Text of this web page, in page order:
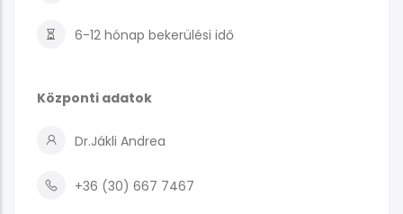
6-12 hónap bekerülési idő
Központi adatok
Dr.Jákli Andrea
+36 (30) 667 7467